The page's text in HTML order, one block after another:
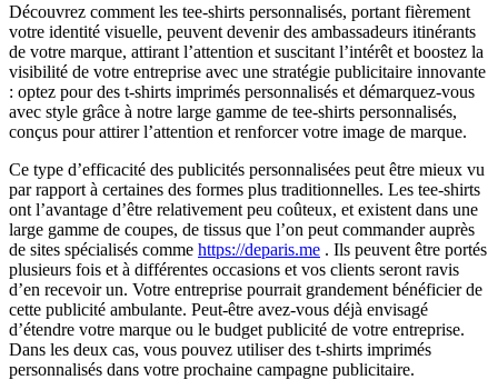
Découvrez comment les tee-shirts personnalisés, portant fièrement
votre identité visuelle, peuvent devenir des ambassadeurs itinérants
de votre marque, attirant l’attention et suscitant l’intérêt et boostez la
visibilité de votre entreprise avec une stratégie publicitaire innovante
: optez pour des t-shirts imprimés personnalisés et démarquez-vous
avec style grâce à notre large gamme de tee-shirts personnalisés,
conçus pour attirer l’attention et renforcer votre image de marque.
Ce type d’efficacité des publicités personnalisées peut être mieux vu
par rapport à certaines des formes plus traditionnelles. Les tee-shirts
ont l’avantage d’être relativement peu coûteux, et existent dans une
large gamme de coupes, de tissus que l’on peut commander auprès
de sites spécialisés comme https://deparis.me . Ils peuvent être portés
plusieurs fois et à différentes occasions et vos clients seront ravis
d’en recevoir un. Votre entreprise pourrait grandement bénéficier de
cette publicité ambulante. Peut-être avez-vous déjà envisagé
d’étendre votre marque ou le budget publicité de votre entreprise.
Dans les deux cas, vous pouvez utiliser des t-shirts imprimés
personnalisés dans votre prochaine campagne publicitaire.